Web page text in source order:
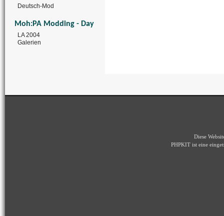
Deutsch-Mod
Moh:PA Modding - Day
LA 2004
Galerien
Diese
PHPKIT ist eine